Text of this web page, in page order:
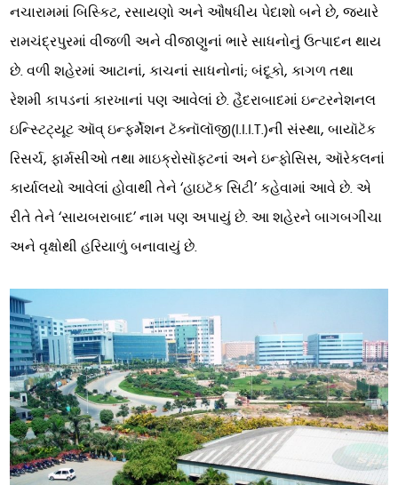
નચારામમાં બિસ્કિટ, રસાયણો અને ઔષધીય પેદાશો બને છે, જ્યારે
રામચંદ્રપુરમાં વીજળી અને વીજાણુનાં ભારે સાધનોનું ઉત્પાદન થાય
છે. વળી શહેરમાં આટાનાં, કાચનાં સાધનોનાં; બંદૂકો, કાગળ તથા
રેશમી કાપડનાં કારખાનાં પણ આવેલાં છે. હૈદરાબાદમાં ઇન્ટરનેશનલ
ઇન્સ્ટિટ્યૂટ ઑવ્ ઇન્ફર્મેશન ટૅક્નૉલૉજી(I.I.I.T.)ની સંસ્થા, બાયૉટૅક
રિસર્ચ, ફાર્મસીઓ તથા માઇક્રોસૉફ્ટનાં અને ઇન્ફોસિસ, ઑરેકલનાં
કાર્યાલયો આવેલાં હોવાથી તેને ‘હાઇટૅક સિટી’ કહેવામાં આવે છે. એ
રીતે તેને ‘સાયબરાબાદ’ નામ પણ અપાયું છે. આ શહેરને બાગબગીચા
અને વૃક્ષોથી હરિયાળું બનાવાયું છે.